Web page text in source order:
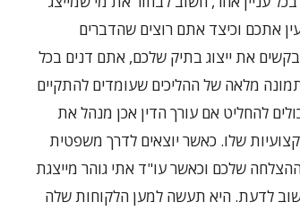
אתכם וכיצד אתם רוצים שהדברים
את ייצוג בתיק שלכם, אתם דנים בכל
מלאה של ההליכים שעומדים להתקיים
להחליט אם עורך הדין אכן מנהל את
שלו. כאשר יוצאים לדרך משפטית
שלכם וכאשר עו"ד אתי גוהר מייצגת
לדעת. היא תעשה למען הלקוחות שלה